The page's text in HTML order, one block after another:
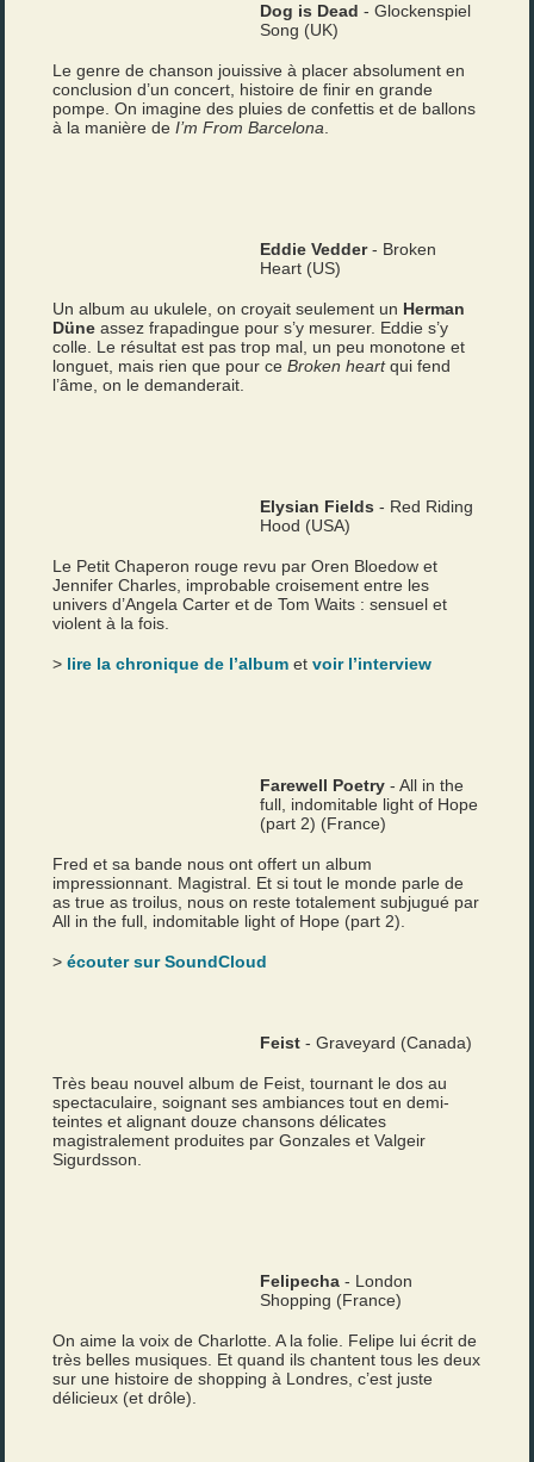
Dog is Dead - Glockenspiel
Song (UK)
Le genre de chanson jouissive à placer absolument en
conclusion d’un concert, histoire de finir en grande
pompe. On imagine des pluies de confettis et de ballons
à la manière deI’m From Barcelona
Eddie Vedder- Broken
Heart (US)
Un album au ukulele, on croyait seulement un Herman
Düne assez frapadingue pour s’y mesurer. Eddie s’y
colle. Le résultat est pas trop mal, un peu monotone et
longuet, mais rien que pour ceBroken heartqui fend
l’âme, on le demanderait.
Elysian Fields - Red Riding
Hood (USA)
Le Petit Chaperon rouge revu par Oren Bloedow et
Jennifer Charles, improbable croisement entre les
univers d’Angela Carter et de Tom Waits : sensuel et
violent à la fois.
> lire la chronique de l’album etvoir l’interview
Farewell Poetry - All in the
full, indomitable light of Hope
(part 2) (France)
Fred et sa bande nous ont offert un album
impressionnant. Magistral. Et si tout le monde parle de
as true as troilus, nous on reste totalement subjugué par
All in the full, indomitable light of Hope (part 2).
>écouter sur SoundCloud
Feist - Graveyard (Canada)
Très beau nouvel album de Feist, tournant le dos au
spectaculaire, soignant ses ambiances tout en demi-
teintes et alignant douze chansons délicates
magistralement produites par Gonzales et Valgeir
Sigurdsson.
Felipecha - London
Shopping (France)
On aime la voix de Charlotte. A la folie. Felipe lui écrit de
très belles musiques. Et quand ils chantent tous les deux
sur une histoire de shopping à Londres, c’est juste
délicieux (et drôle).